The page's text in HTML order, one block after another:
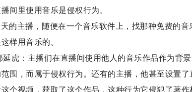
间里使用音乐是侵权行为。
的主播，随便在一个音乐软件上，找那种免费的
样用音乐的。
虎：主播们在直播间使用他人的音乐作品作为背
围，而属于侵权行为。还有的主播，他甚至设置
个视频，获取了这个作品，这种行为它侵犯了著